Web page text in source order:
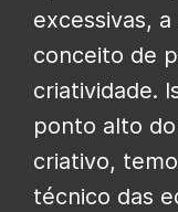
excessivas,
conceito de
criatividade.
ponto alto
criativo,
técnico das